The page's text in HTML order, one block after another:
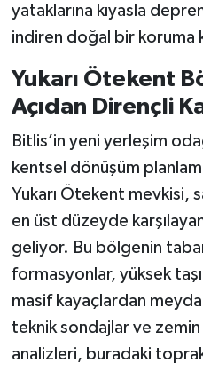
yataklarına kıyasla
indiren doğal bir koruma
Yukarı Ötekent
Açıdan Dirençli
Bitlis’in yeni yerleşim
kentsel dönüşüm
Yukarı Ötekent mevkisi,
en üst düzeyde
geliyor. Bu bölgenin
formasyonlar, yüksek
masif kayaçlardan
teknik sondajlar ve
analizleri, buradaki toprak